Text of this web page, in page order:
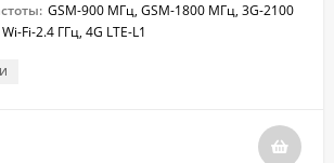
GSM-900 МГц, GSM-1800 МГц, 3G-2100
Fi-2.4 ГГц, 4G LTE-L1